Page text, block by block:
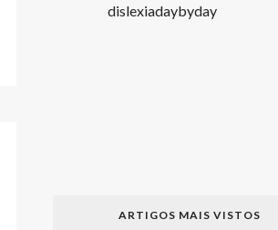
dislexiadaybyday
ARTIGOS MAIS VISTOS